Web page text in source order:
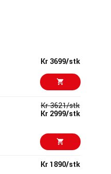
Kr 3699/stk
Kr 3621/stk
Kr 2999/stk
Kr 1890/stk